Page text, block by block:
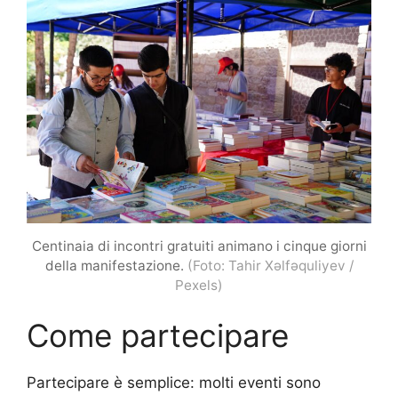
Centinaia di incontri gratuiti animano i cinque giorni
della manifestazione. (Foto: Tahir Xəlfəquliyev /
Pexels)
Come partecipare
Partecipare è semplice: molti eventi sono